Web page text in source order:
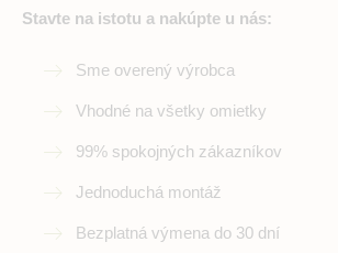
Stavte na istotu a nakúpte u nás:
Sme overený výrobca
Vhodné na všetky omietky
99% spokojných zákazníkov
Jednoduchá montáž
Bezplatná výmena do 30 dní